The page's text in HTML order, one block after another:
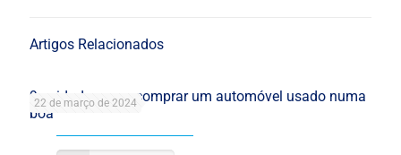
Artigos Relacionados
22 de março de 2024
9 cuidados para comprar um automóvel usado numa
boa